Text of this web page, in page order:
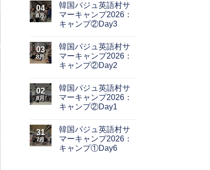
04
8月
韓国パジュ英語村サ
マーキャンプ2026：
キャンプ②Day3
03
8月
韓国パジュ英語村サ
マーキャンプ2026：
キャンプ②Day2
02
8月
韓国パジュ英語村サ
マーキャンプ2026：
キャンプ②Day1
31
7月
韓国パジュ英語村サ
マーキャンプ2026：
キャンプ①Day6